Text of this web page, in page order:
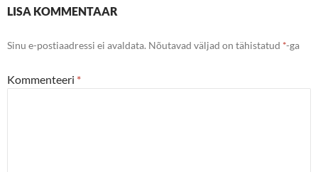
LISA KOMMENTAAR
Sinu e-postiaadressi ei avaldata. Nõutavad väljad on tähistatud *-ga
Kommenteeri *